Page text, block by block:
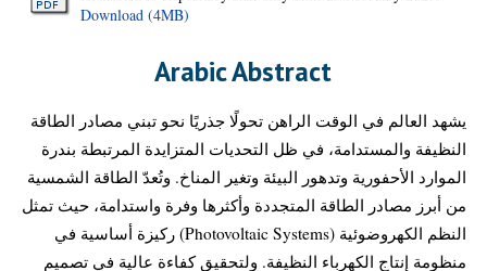
Download (4MB)
Arabic Abstract
يشهد العالم في الوقت الراهن تحولًا جذريًا نحو تبني مصادر الطاقة
النظيفة والمستدامة، في ظل التحديات المتزايدة المرتبطة بندرة
الموارد الأحفورية وتدهور البيئة وتغير المناخ. وتُعدّ الطاقة الشمسية
من أبرز مصادر الطاقة المتجددة وأكثرها وفرة واستدامة، حيث تمثل
النظم الكهروضوئية (Photovoltaic Systems) ركيزة أساسية في
منظومة إنتاج الكهرباء النظيفة. ولتحقيق كفاءة عالية في تصميم